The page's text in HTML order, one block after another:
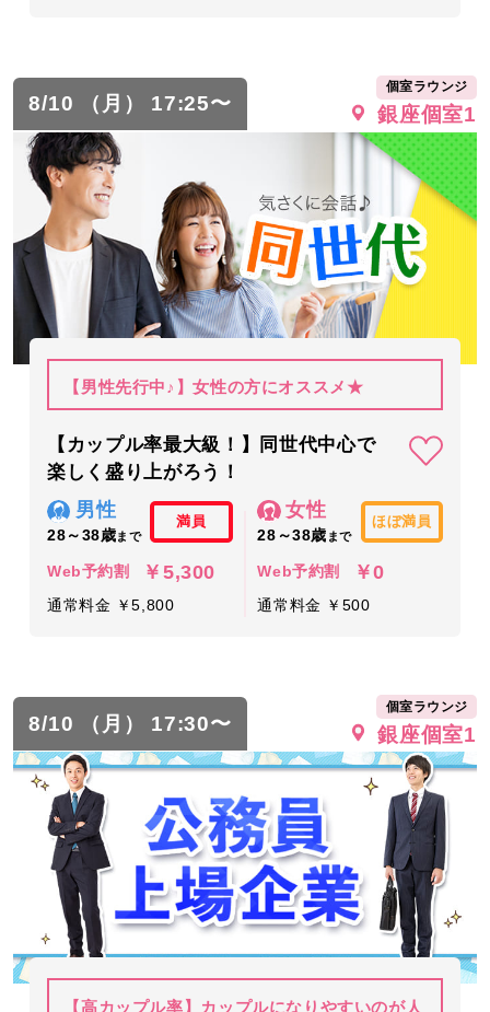
8/10 （月） 17:25〜
個室ラウンジ
銀座個室1
【男性先行中♪】女性の方にオススメ★
【カップル率最大級！】同世代中心で
楽しく盛り上がろう！
男性
28～38歳まで
満員
Web予約割 ￥5,300
通常料金 ￥5,800
女性
28～38歳 まで
ほぼ満員
Web予約割 ￥0
通常料金 ￥500
8/10 （月） 17:30〜
個室ラウンジ
銀座個室1
【高カップル率】カップルになりやすいのが人